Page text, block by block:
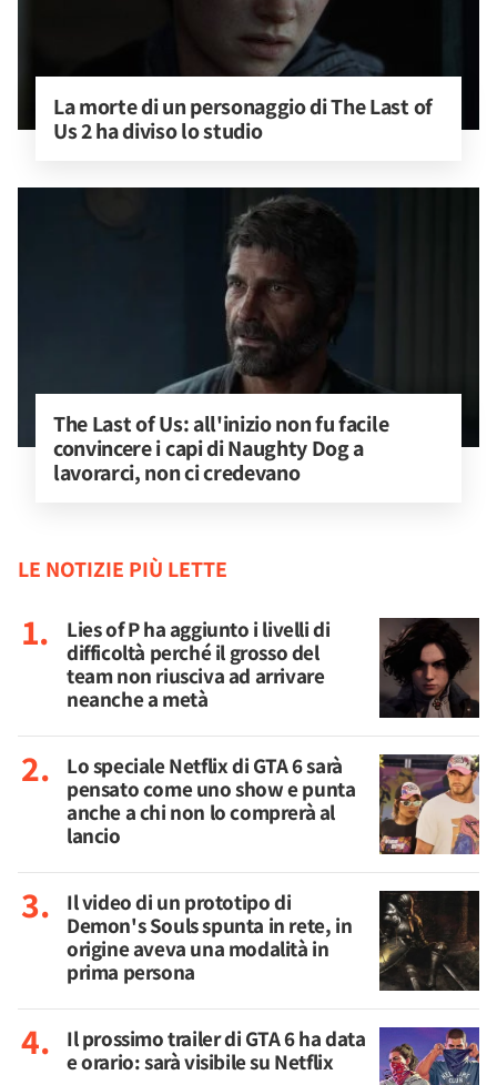
La morte di un personaggio di The Last of
Us 2 ha diviso lo studio
The Last of Us: all'inizio non fu facile
convincere i capi di Naughty Dog a
lavorarci, non ci credevano
LE NOTIZIE PIÙ LETTE
Lies of P ha aggiunto i livelli di
difficoltà perché il grosso del
team non riusciva ad arrivare
neanche a metà
Lo speciale Netflix di GTA 6 sarà
pensato come uno show e punta
anche a chi non lo comprerà al
lancio
Il video di un prototipo di
Demon's Souls spunta in rete, in
origine aveva una modalità in
prima persona
Il prossimo trailer di GTA 6 ha data
e orario: sarà visibile su Netflix